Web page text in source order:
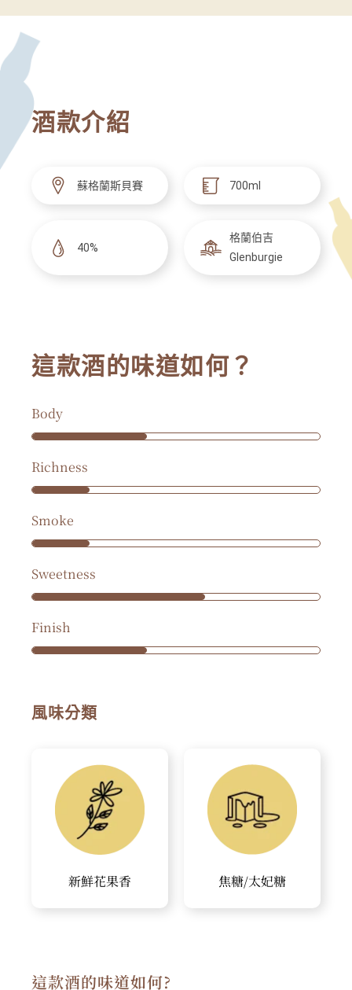
酒款介紹
蘇格蘭斯貝賽 700ml
40%
格蘭伯吉
Glenburgie
這款酒的味道如何？
Body
Richness
Smoke
Sweetness
Finish
風味分類
新鮮花果香 焦糖/太妃糖
這款酒的味道如何?